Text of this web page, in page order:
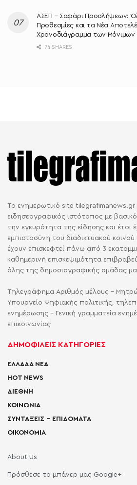
ΑΣΕΠ – Σαφάρι Προσλήψεων:
Προθεσμίες και τα Νέα
Χρονοδιάγραμμα των Μόνιμων
74 SHARES
Το ενημερωτικό site tilegrafimanews.gr
ειδησεογραφικός ιστότοπος με
την εγκυρότητα της είδησης και έτσι
εμπιστοσύνη του διαδικτυακού
έχουν επισκεφτεί πάνω από 3
καθημερινή επισκεψιμότητα
όλης της δημοσιογραφικής ομάδας
Τηλεγράφημα Αριθμός μέλους -
Υπουργείο Ψηφιακής πολιτικής,
ενημέρωσης - Γενική γραμματεία
επικοινωνίας
ΔΗΜΟΦΙΛΕΙΣ ΚΑΤΗΓΟΡΙΕΣ
ΕΛΛΑΔΑ ΝΕΑ
HOT NEWS
ΔΙΕΘΝΗ
ΚΟΙΝΩΝΙΑ
ΣΥΝΤΑΞΕΙΣ – ΕΠΙΔΟΜΑΤΑ
ΟΙΚΟΝΟΜΙΑ
About Us
Πρόσθεσε το μπάνερ μας Google+